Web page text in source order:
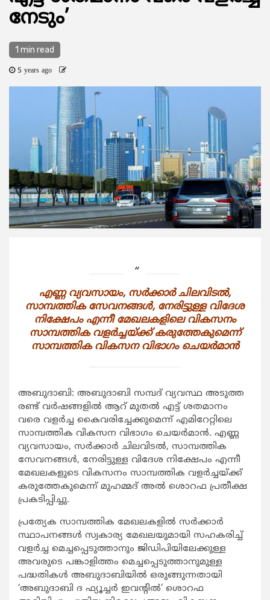
നേടും’
1 min read
5 years ago
എണ്ണ വ്യവസായം, സര്‍ക്കാര്‍ ചിലവിടല്‍,
സാമ്പത്തിക സേവനങ്ങള്‍, നേരിട്ടുള്ള വിദേശ
നിക്ഷേപം എന്നീ മേഖലകളിലെ വികസനം
സാമ്പത്തിക വളര്‍ച്ചയ്ക്ക് കരുത്തേകുമെന്ന്
സാമ്പത്തിക വികസന വിഭാഗം ചെയര്‍മാന്‍
അബുദാബി: അബുദാബി സമ്പദ് വ്യവസ്ഥ അടുത്ത
രണ്ട് വര്‍ഷങ്ങളില്‍ ആറ് മുതല്‍ എട്ട് ശതമാനം
വരെ വളര്‍ച്ച കൈവരിച്ചേക്കുമെന്ന് എമിറേറ്റിലെ
സാമ്പത്തിക വികസന വിഭാഗം ചെയര്‍മാന്‍. എണ്ണ
വ്യവസായം, സര്‍ക്കാര്‍ ചിലവിടല്‍, സാമ്പത്തിക
സേവനങ്ങള്‍, നേരിട്ടുള്ള വിദേശ നിക്ഷേപം എന്നീ
മേഖലകളുടെ വികസനം സാമ്പത്തിക വളര്‍ച്ചയ്ക്ക്
കരുത്തേകുമെന്ന് മുഹമ്മദ് അല്‍ ശൊറഫ പ്രതീക്ഷ
പ്രകടിപ്പിച്ചു.
പ്രത്യേക സാമ്പത്തിക മേഖലകളില്‍ സര്‍ക്കാര്‍
സ്ഥാപനങ്ങള്‍ സ്വകാര്യ മേഖലയുമായി സഹകരിച്ച്
വളര്‍ച്ച മെച്ചപ്പെടുത്താനും ജിഡിപിയിലേക്കുള്ള
അവരുടെ പങ്കാളിത്തം മെച്ചപ്പെടുത്താനുമുള്ള
പദ്ധതികള്‍ അബുദാബിയില്‍ ഒരുങ്ങുന്നതായി
‘അബുദാബി ദ ഫ്യൂച്ചര്‍ ഇവന്റില്‍’ ശൊറഫ